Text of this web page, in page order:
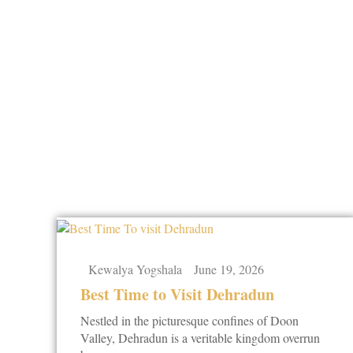
Kewalya Yogshala June 19, 2026
Best Time to Visit Dehradun
Nestled in the picturesque confines of Doon
Valley, Dehradun is a veritable kingdom overrun